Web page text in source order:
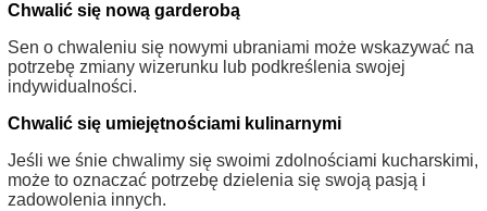
Chwalić się nową garderobą
Sen o chwaleniu się nowymi ubraniami może wskazywać na
potrzebę zmiany wizerunku lub podkreślenia swojej
indywidualności.
Chwalić się umiejętnościami kulinarnymi
Jeśli we śnie chwalimy się swoimi zdolnościami kucharskimi,
może to oznaczać potrzebę dzielenia się swoją pasją i
zadowolenia innych.